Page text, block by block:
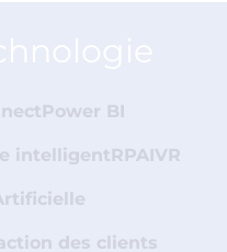
Power BI
intelligentRPAIVR
des clients